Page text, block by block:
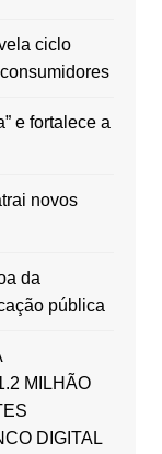
ciclo
e fortalece a
novos
da
pública
MILHÃO
DIGITAL